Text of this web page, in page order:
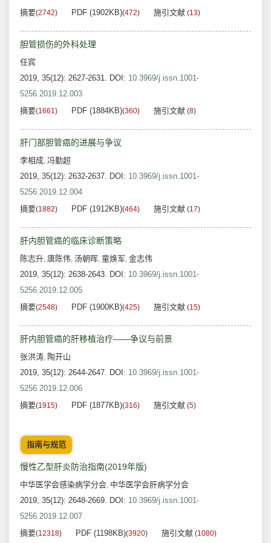
摘要(2742) PDF (1902KB)(472) 施引文献 (13)
胆管损伤的外科处理
任宾
2019, 35(12): 2627-2631. DOI: 10.3969/j.issn.1001-
5256.2019.12.003
摘要(1661) PDF (1884KB)(360) 施引文献 (8)
肝门部胆管癌的进展与争议
李相成, 冯勤超
2019, 35(12): 2632-2637. DOI: 10.3969/j.issn.1001-
5256.2019.12.004
摘要(1882) PDF (1912KB)(464) 施引文献 (17)
肝内胆管癌的临床诊断策略
陈志升, 唐陈伟, 汤朝晖, 童焕军, 金志伟
2019, 35(12): 2638-2643. DOI: 10.3969/j.issn.1001-
5256.2019.12.005
摘要(2548) PDF (1900KB)(425) 施引文献 (15)
肝内胆管癌的肝移植治疗——争议与前景
张洪涛, 陶开山
2019, 35(12): 2644-2647. DOI: 10.3969/j.issn.1001-
5256.2019.12.006
摘要(1915) PDF (1877KB)(316) 施引文献 (5)
指南与规范
慢性乙型肝炎防治指南(2019年版)
中华医学会感染病学分会, 中华医学会肝病学分会
2019, 35(12): 2648-2669. DOI: 10.3969/j.issn.1001-
5256.2019.12.007
摘要(12318) PDF (1198KB)(3920) 施引文献 (1080)